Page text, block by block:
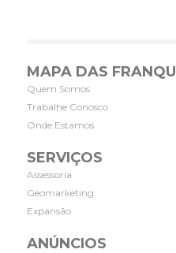
MAPA DAS
Quem Somos
Trabalhe Conosco
Onde Estamos
SERVIÇOS
Assessoria
Geomarketing
Expansão
ANÚNCIOS